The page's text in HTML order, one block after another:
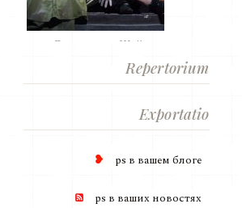
«Безумная из Шайо»....
Repertorium
Exportatio
ps в вашем блогe
ps в ваших новостях